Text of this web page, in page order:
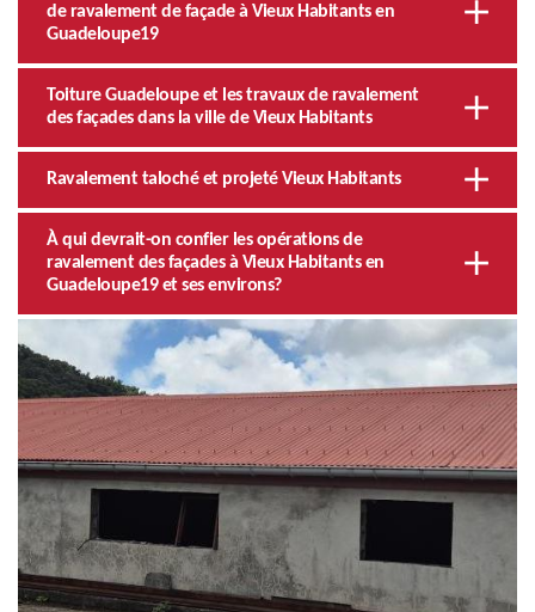
de ravalement de façade à Vieux Habitants en
Guadeloupe19
Toiture Guadeloupe et les travaux de ravalement
des façades dans la ville de Vieux Habitants
Ravalement taloché et projeté Vieux Habitants
À qui devrait-on confier les opérations de
ravalement des façades à Vieux Habitants en
Guadeloupe19 et ses environs?